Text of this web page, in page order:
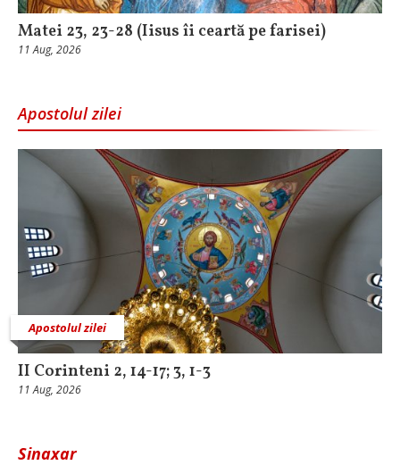
Matei 23, 23-28 (Iisus îi ceartă pe farisei)
11 Aug, 2026
Apostolul zilei
Apostolul zilei
II Corinteni 2, 14-17; 3, 1-3
11 Aug, 2026
Sinaxar